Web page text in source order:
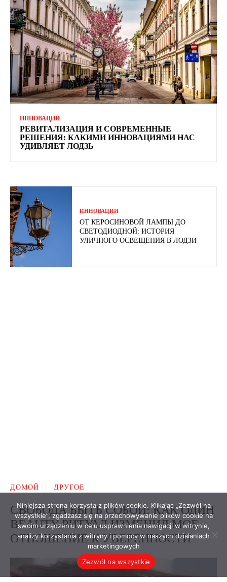
ИННОВАЦИИ
РЕВИТАЛИЗАЦИЯ И СОВРЕМЕННЫЕ
РЕШЕНИЯ: КАКИМИ ИННОВАЦИЯМИ НАС
УДИВЛЯЕТ ЛОДЗЬ
ИННОВАЦИИ
ОТ КЕРОСИНОВОЙ ЛАМПЫ ДО
СВЕТОДИОДНОЙ: ИСТОРИЯ
УЛИЧНОГО ОСВЕЩЕНИЯ В ЛОДЗИ
Niniejsza strona korzysta z plików cookie. Klikając „Zezwól na
wszystkie”, zgadzasz się na przechowywanie plików cookie na
swoim urządzeniu w celu usprawnienia nawigacji w witrynie,
analizy korzystania z witryny i pomocy w naszych działaniach
marketingowych
Zezwól na wszystkie